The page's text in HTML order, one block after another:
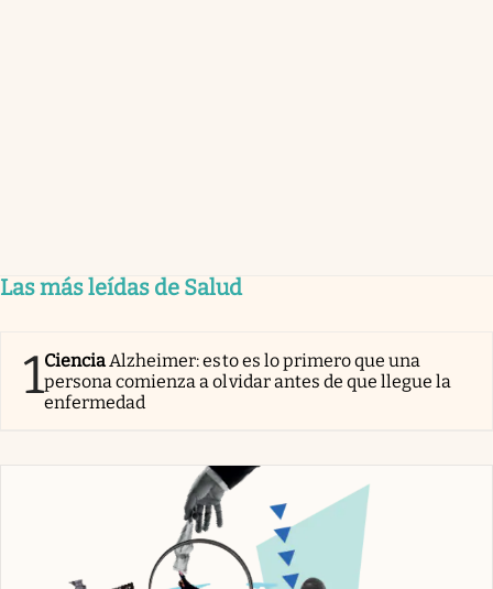
Las más leídas de Salud
1CienciaAlzheimer: esto es lo primero que una
persona comienza a olvidar antes de que llegue la
enfermedad